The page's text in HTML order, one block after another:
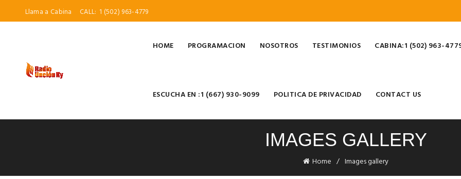
Llama a Cabina CALL: 1 (502) 963-4779
HOME PROGRAMACION NOSOTROS TESTIMONIOS CABINA:1 (502) 963-
ESCUCHA EN :1 (667) 930-9099 POLITICA DE PRIVACIDAD CONTACT US
IMAGES GALLERY
Home Images gallery